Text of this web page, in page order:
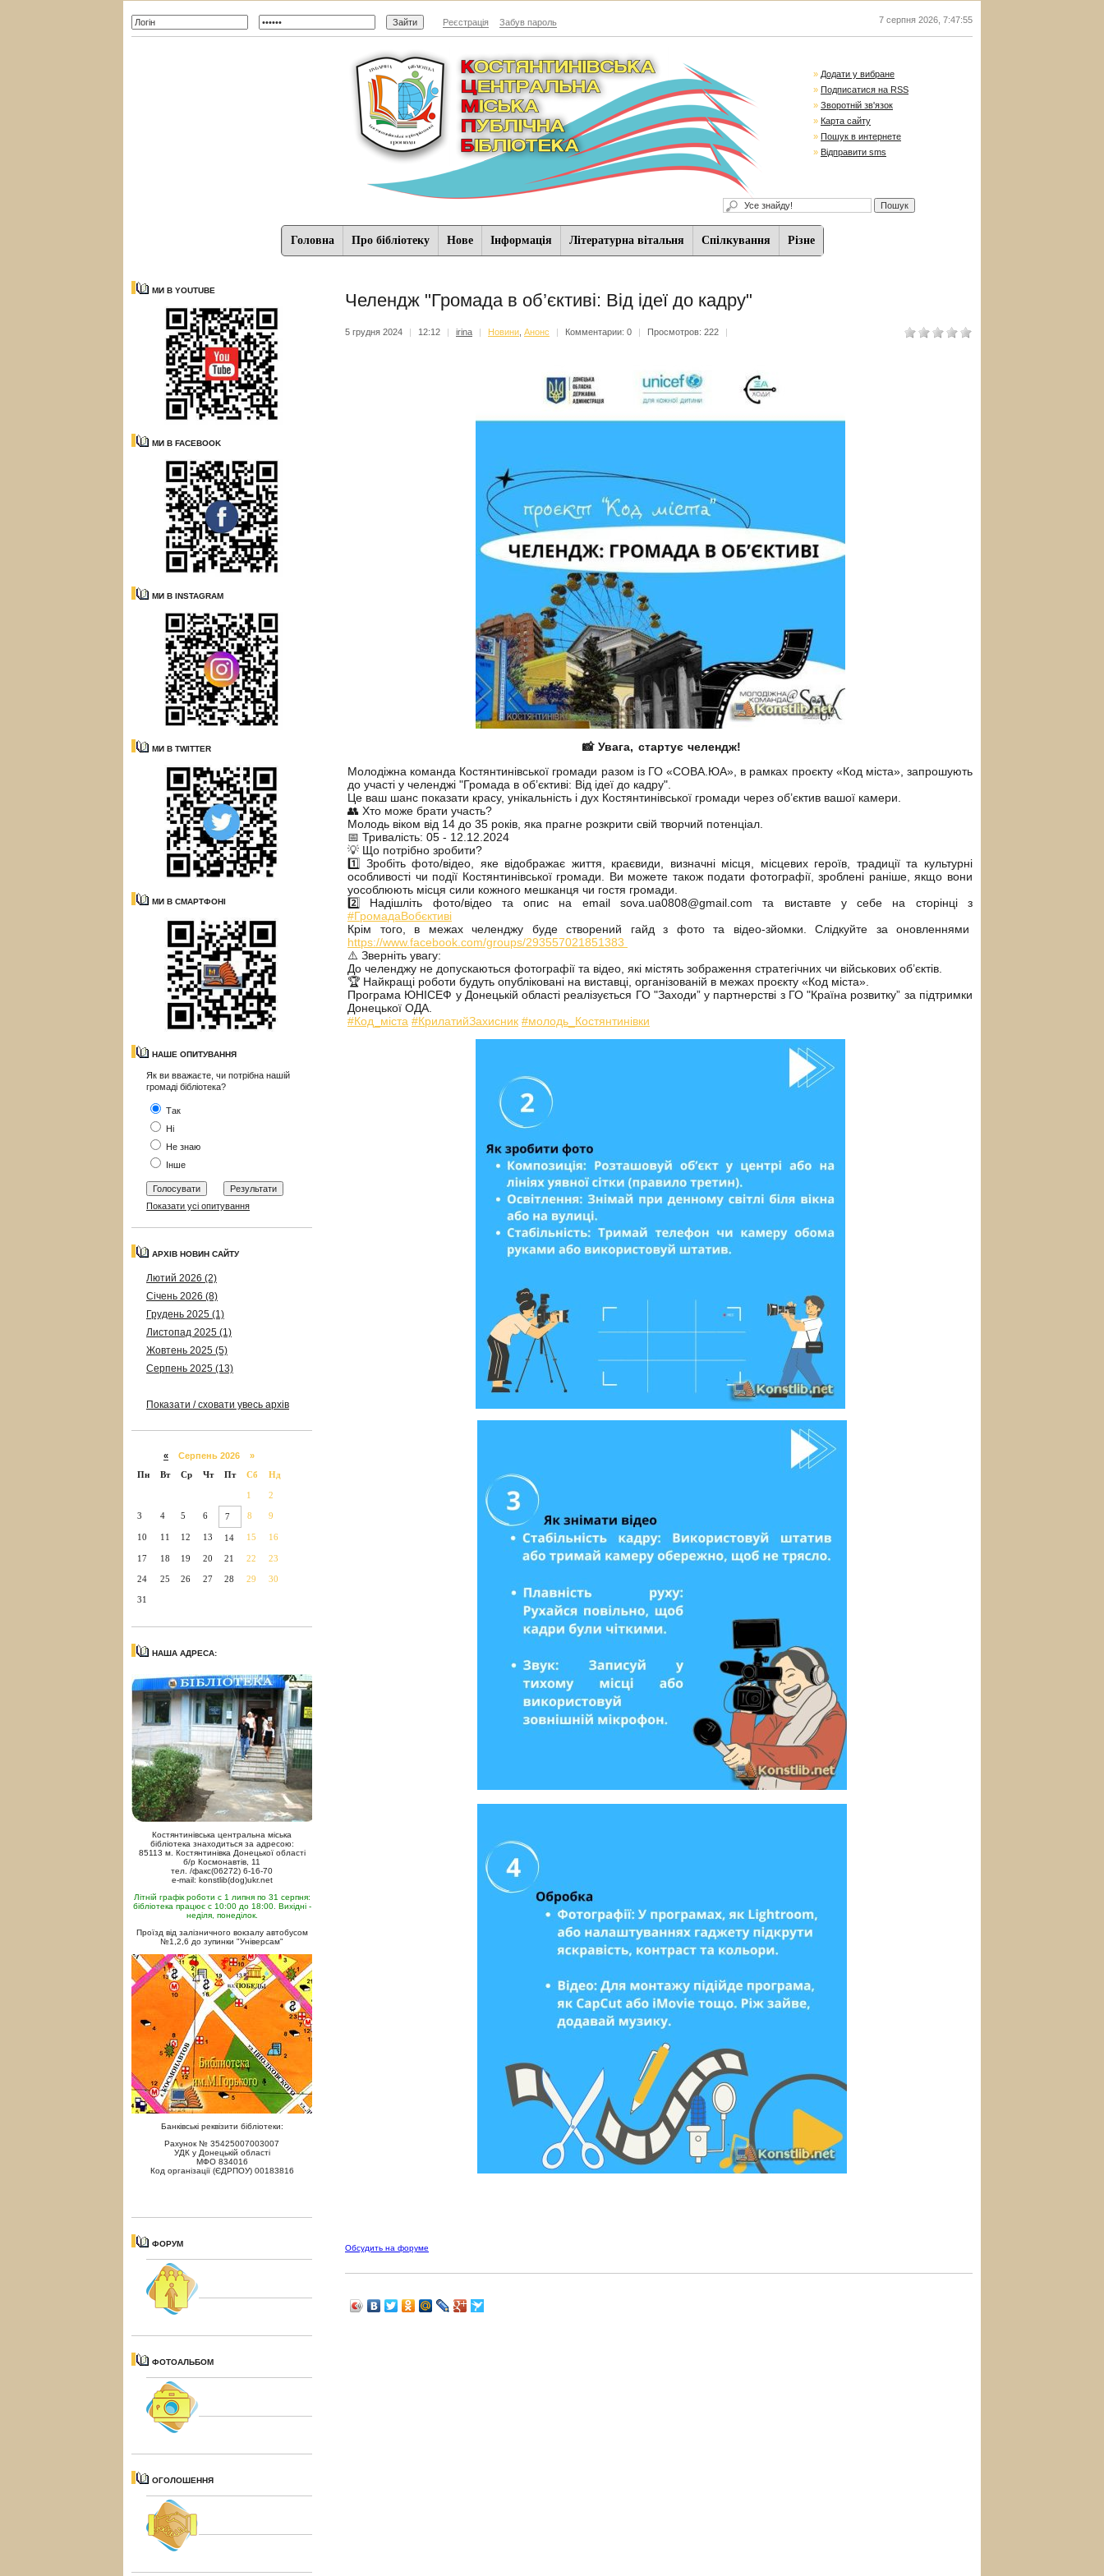
Реєстрація Забув пароль 7 серпня 2026 7:47:56
» Додати у вибране
» Подписатися на RSS
» Зворотній зв'язок
» Карта сайту
» Пошук в интернете
» Відправити sms
Головна Про бібліотеку Нове Iнформацiя Літературна вітальня Спiлкування Різне
МИ В YOUTUBE
МИ В FACEBOOK
МИ В INSTAGRAM
МИ В TWITTER
МИ В СМАРТФОНІ
НАШЕ ОПИТУВАННЯ
Як ви вважаєте, чи потрібна нашій
громаді бібліотека?
Так
Ні
Не знаю
Інше
Показати усі опитування
АРХІВ НОВИН САЙТУ
Лютий 2026 (2)
Січень 2026 (8)
Грудень 2025 (1)
Листопад 2025 (1)
Жовтень 2025 (5)
Серпень 2025 (13)
Показати / сховати увесь архів
« Серпень 2026 »
Пн
Вт Ср Чт Пт Сб Нд
1 2
3 4 5 6 7 8 9
10 11 12 13 14 15 16
17 18 19 20 21 22 23
24 25 26 27 28 29 30
31
НАША АДРЕСА:
Костянтинівська центральна міська
бібліотека знаходиться за адресою:
85113 м. Костянтинівка Донецької області
б/р Космонавтів, 11
тел. /факс(06272) 6-16-70
e-mail: konstlib(dog)ukr.net
Літній графік роботи с 1 липня по 31 серпня:
бібліотека працює с 10:00 до 18:00. Вихідні -
неділя, понеділок.
Проїзд від залізничного вокзалу автобусом
№1,2,6 до зупинки "Універсам"
Банківські реквізити бібліотеки:
Рахунок № 35425007003007
УДК у Донецькій області
МФО 834016
Код організації (ЄДРПОУ) 00183816
ФОРУМ
ФОТОАЛЬБОМ
ОГОЛОШЕННЯ
Челендж "Громада в об’єктиві: Від ідеї до кадру"
5 грудня 2024 | 12:12 | irina | Новини Анонс | Комментарии: 0 | Просмотров: 222 |
📸 Увага, стартує челендж!
Молодіжна команда Костянтинівської громади разом із ГО «СОВА.ЮА», в рамках проєкту «Код міста», запрошують
до участі у челенджі "Громада в об’єктиві: Від ідеї до кадру".
Це ваш шанс показати красу, унікальність і дух Костянтинівської громади через об’єктив вашої камери.
👥 Хто може брати участь?
Молодь віком від 14 до 35 років, яка прагне розкрити свій творчий потенціал.
📅 Тривалість: 05 - 12.12.2024
💡 Що потрібно зробити?
1️⃣ Зробіть фото/відео, яке відображає життя, краєвиди, визначні місця, місцевих героїв, традиції та культурні
особливості чи події Костянтинівської громади. Ви можете також подати фотографії, зроблені раніше, якщо вони
уособлюють місця сили кожного мешканця чи гостя громади.
2️⃣ Надішліть фото/відео та опис на email sova.ua0808@gmail.com та виставте у себе на сторінці з
#ГромадаВобєктиві
Крім того, в межах челенджу буде створений гайд з фото та відео-зйомки. Слідкуйте за оновленнями
https://www.facebook.com/groups/293557021851383
⚠️ Зверніть увагу:
До челенджу не допускаються фотографії та відео, які містять зображення стратегічних чи військових об’єктів.
🏆 Найкращі роботи будуть опубліковані на виставці, організованій в межах проєкту «Код міста».
Програма ЮНІСЕФ у Донецькій області реалізується ГО "Заходи” у партнерстві з ГО "Країна розвитку” за підтримки
Донецької ОДА.
#Код_міста #КрилатийЗахисник #молодь_Костянтинівки
Обсудить на форуме